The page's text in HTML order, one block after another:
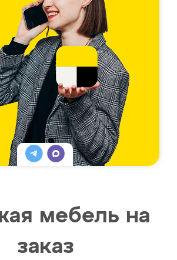
мебель на
заказ